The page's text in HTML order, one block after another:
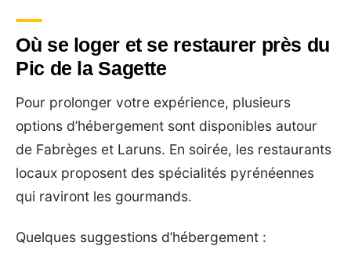
Où se loger et se restaurer près du
Pic de la Sagette
Pour prolonger votre expérience, plusieurs
options d’hébergement sont disponibles autour
de Fabrèges et Laruns. En soirée, les restaurants
locaux proposent des spécialités pyrénéennes
qui raviront les gourmands.
Quelques suggestions d’hébergement :